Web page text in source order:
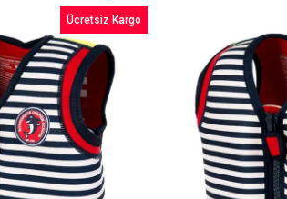
İndirim
%13İndirim
Ücretsiz Kargo